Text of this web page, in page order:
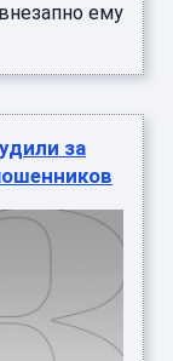
ему
за